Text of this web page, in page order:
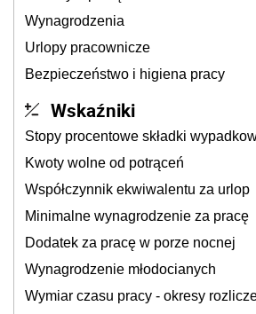
Wynagrodzenia
Urlopy pracownicze
Bezpieczeństwo i higiena pracy
Wskaźniki
Stopy procentowe składki
Kwoty wolne od potrąceń
Współczynnik ekwiwalentu za urlop
Minimalne wynagrodzenie za pracę
Dodatek za pracę w porze nocnej
Wynagrodzenie młodocianych
Wymiar czasu pracy - okresy